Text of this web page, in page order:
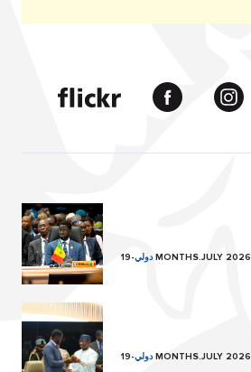
دولي- 19 MONTHS.JULY 2026
دولي- 19 MONTHS.JULY 2026